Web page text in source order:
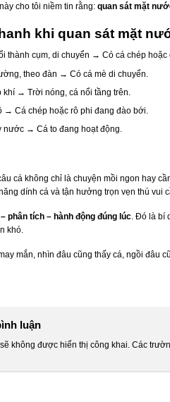
cho tôi niềm tin rằng: quan sát mặt
khi quan sát mặt
thành cụm, di chuyển → Có cá chép hoặc
theo đàn → Có cá mè di chuyển.
khí → Trời nóng, cá nổi tầng trên.
→ Cá chép hoặc rô phi đang đào bới.
nước → Cá to đang hoạt động.
cá không chỉ là chuyện mồi ngon hay
dính cá và tận hưởng trọn vẹn thú vui
phân tích – hành động đúng lúc . Đó là bí
khó.
mắn, nhìn đâu cũng thấy cá, ngồi đâu
luận
không được hiển thị công khai. Các